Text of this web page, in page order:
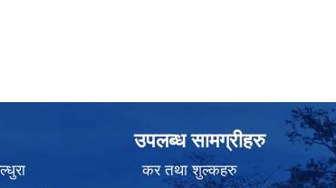
उपलब्ध सामग्रीहरु
कर तथा शुल्कहरु